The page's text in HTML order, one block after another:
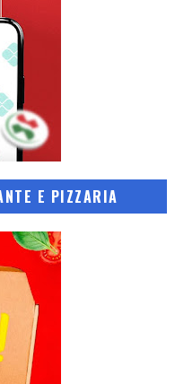
E PIZZARIA